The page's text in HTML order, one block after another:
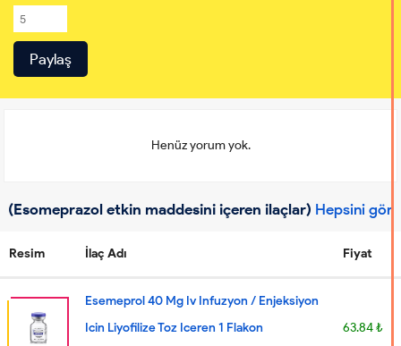
Henüz yorum yok.
(Esomeprazol etkin maddesini içeren ilaçlar) Hepsini gör
Resim İlaç Adı Fiyat
Esemeprol 40 Mg Iv Infuzyon / Enjeksiyon
Icin Liyofilize Toz Iceren 1 Flakon
63.84 ₺